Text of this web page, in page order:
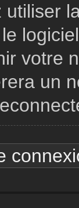
votre
un